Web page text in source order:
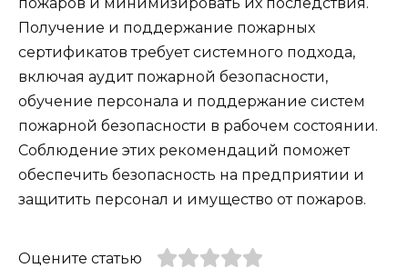
Получение и поддержание пожарных
сертификатов требует системного подхода,
включая аудит пожарной безопасности,
обучение персонала и поддержание систем
пожарной безопасности в рабочем состоянии.
Соблюдение этих рекомендаций поможет
обеспечить безопасность на предприятии и
защитить персонал и имущество от пожаров.
Оцените статью